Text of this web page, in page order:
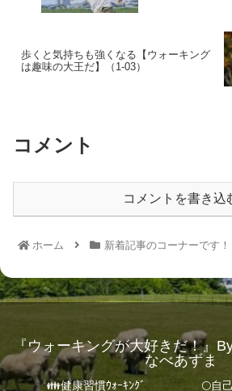
歩くと気持ちも強くなる【ウォーキング
は趣味の大王だ】（1-03）
コメント
コメントを書き込
ホーム 新着記事のコーナーです！
『ウォーキングが大好きだ！』
なべあずま
👪健康習慣ｳｫｰｷﾝｸﾞ 🌕自